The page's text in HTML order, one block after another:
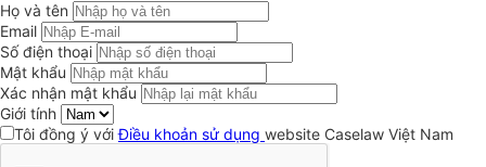
Họ và tên
Email
Số điện thoại
Mật khẩu
Xác nhận mật khẩu
Giới tính
Tôi đồng ý vớiĐiều khoản sử dụng website Caselaw Việt Nam